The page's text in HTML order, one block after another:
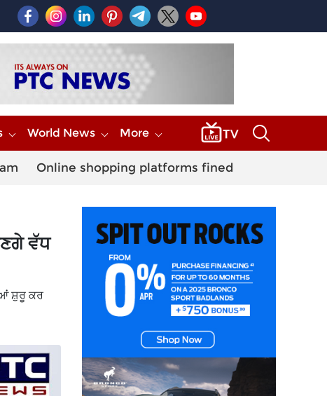
World News More
Online shopping platforms fined
ਵੱਧ
ਸ਼ੁਰੂ ਕਰ